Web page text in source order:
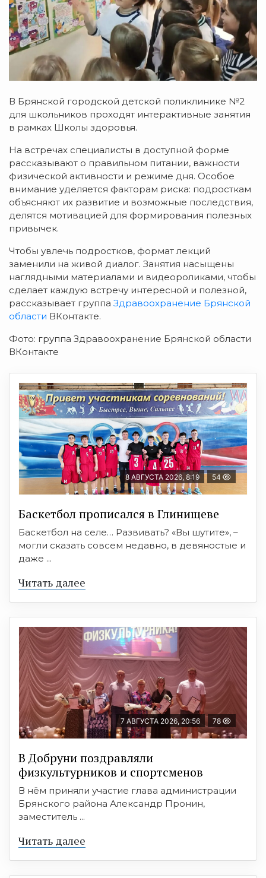
В Брянской городской детской поликлинике №2
для школьников проходят интерактивные занятия
в рамках Школы здоровья.
На встречах специалисты в доступной форме
рассказывают о правильном питании, важности
физической активности и режиме дня. Особое
внимание уделяется факторам риска: подросткам
объясняют их развитие и возможные последствия,
делятся мотивацией для формирования полезных
привычек.
Чтобы увлечь подростков, формат лекций
заменили на живой диалог. Занятия насыщены
наглядными материалами и видеороликами, чтобы
сделает каждую встречу интересной и полезной,
рассказывает группа Здравоохранение Брянской
области ВКонтакте.
Фото: группа Здравоохранение Брянской области
ВКонтакте
8 АВГУСТА 2026, 8:19 54
Баскетбол прописался в Глинищеве
Баскетбол на селе… Развивать? «Вы шутите», –
могли сказать совсем недавно, в девяностые и
даже ...
Читать далее
7 АВГУСТА 2026, 20:56 78
В Добруни поздравляли
физкультурников и спортсменов
В нём приняли участие глава администрации
Брянского района Александр Пронин,
заместитель ...
Читать далее